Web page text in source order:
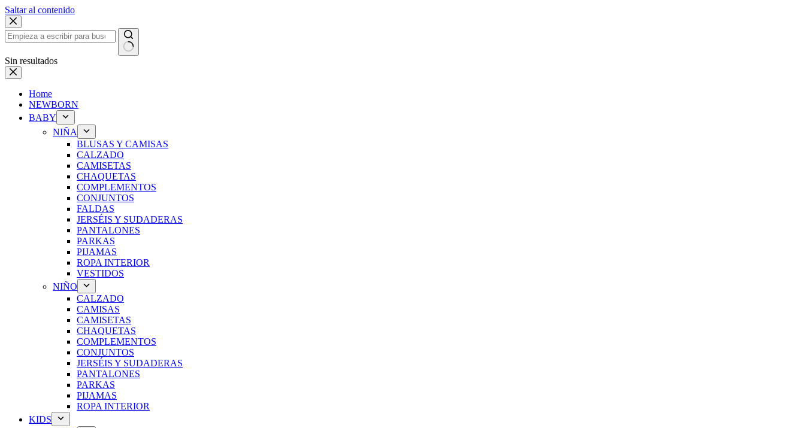
Saltar al contenido
Sin resultados
Home
NEWBORN
BABY
NIÑA
BLUSAS Y CAMISAS
CALZADO
CAMISETAS
CHAQUETAS
COMPLEMENTOS
CONJUNTOS
FALDAS
JERSÉIS Y SUDADERAS
PANTALONES
PARKAS
PIJAMAS
ROPA INTERIOR
VESTIDOS
NIÑO
CALZADO
CAMISAS
CAMISETAS
CHAQUETAS
COMPLEMENTOS
CONJUNTOS
JERSÉIS Y SUDADERAS
PANTALONES
PARKAS
PIJAMAS
ROPA INTERIOR
KIDS